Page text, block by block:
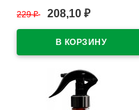
Зеленый час арт.409-037
229₽ 208,10 ₽